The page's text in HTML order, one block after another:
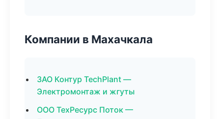
Компании в Махачкала
ЗАО Контур TechPlant —
Электромонтаж и жгуты
ООО ТехРесурс Поток —